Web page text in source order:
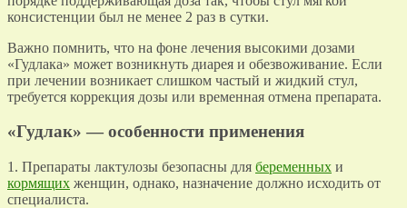
консистенции был не менее 2 раз в сутки.
Важно помнить, что на фоне лечения высокими дозами
«Гудлака» может возникнуть диарея и обезвоживание. Если
при лечении возникает слишком частый и жидкий стул,
требуется коррекция дозы или временная отмена препарата.
«Гудлак» — особенности применения
1. Препараты лактулозы безопасны для беременных и
кормящих женщин, однако, назначение должно исходить от
специалиста.